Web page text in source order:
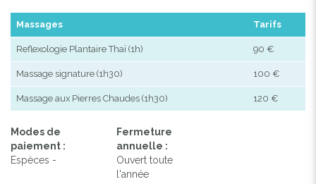
Massages Tarifs
Reflexologie Plantaire Thaï (1h) 90 €
Massage signature (1h30) 100 €
Massage aux Pierres Chaudes (1h30) 120 €
Modes de
paiement :
Espèces -
Fermeture
annuelle :
Ouvert toute
l'année